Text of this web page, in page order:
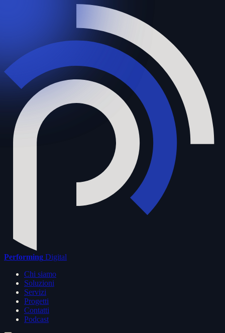
Performing Digital
Chi siamo
Soluzioni
Servizi
Progetti
Contatti
Podcast